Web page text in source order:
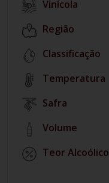
Vinícola
Região
Classificação
Temperatura
Safra
Volume
Teor Alcoólico